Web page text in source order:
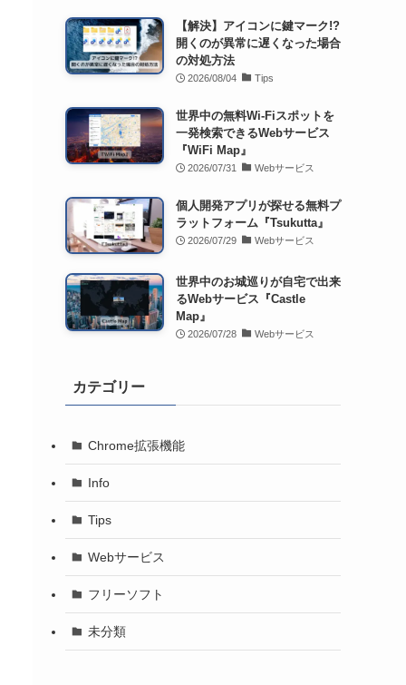
【解決】アイコンに鍵マーク!?
開くのが異常に遅くなった場合
の対処方法
2026/08/04 Tips
世界中の無料Wi-Fiスポットを
一発検索できるWebサービス
『WiFi Map』
2026/07/31 Webサービス
個人開発アプリが探せる無料プ
ラットフォーム『Tsukutta』
2026/07/29 Webサービス
世界中のお城巡りが自宅で出来
るWebサービス『Castle
Map』
2026/07/28 Webサービス
カテゴリー
Chrome拡張機能
Info
Tips
Webサービス
フリーソフト
未分類